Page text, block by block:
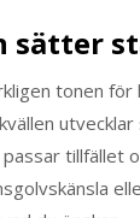
sätter
tonen för
tillfället